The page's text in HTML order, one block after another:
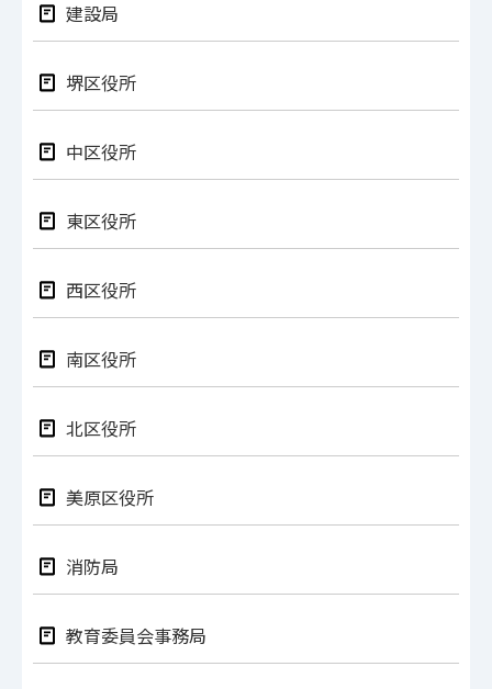
建設局
堺区役所
中区役所
東区役所
西区役所
南区役所
北区役所
美原区役所
消防局
教育委員会事務局